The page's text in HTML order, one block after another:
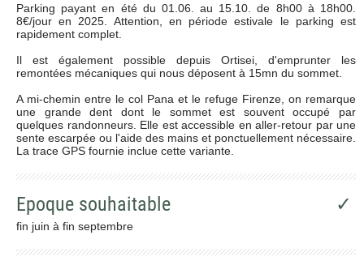
Parking payant en été du 01.06. au 15.10. de 8h00 à 18h00.
8€/jour en 2025. Attention, en période estivale le parking est
rapidement complet.
Il est également possible depuis Ortisei, d'emprunter les
remontées mécaniques qui nous déposent à 15mn du sommet.
A mi-chemin entre le col Pana et le refuge Firenze, on remarque
une grande dent dont le sommet est souvent occupé par
quelques randonneurs. Elle est accessible en aller-retour par une
sente escarpée ou l'aide des mains et ponctuellement nécessaire.
La trace GPS fournie inclue cette variante.
Epoque souhaitable ✓
fin juin à fin septembre